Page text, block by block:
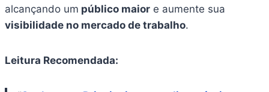
alcançando um público maior e aumente sua
visibilidade no mercado de trabalho.
Leitura Recomendada: